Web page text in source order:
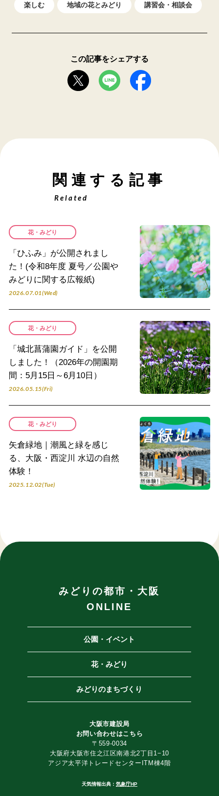
楽しむ 地域の花とみどり 講習会・相談会
この記事をシェアする
関連する記事
Related
花・みどり
「ひふみ」が公開されまし
た！(令和8年度 夏号／公園や
みどりに関する広報紙)
2026.07.01(Wed)
花・みどり
「城北菖蒲園ガイド」を公開
しました！（2026年の開園期
間：5月15日～6月10日）
2026.05.15(Fri)
花・みどり
矢倉緑地｜潮風と緑を感じ
る、大阪・西淀川 水辺の自然
体験！
2025.12.02(Tue)
みどりの都市・大阪
ONLINE
公園・イベント
花・みどり
みどりのまちづくり
大阪市建設局
お問い合わせはこちら
〒559-0034
大阪府大阪市住之江区南港北2丁目1−10
アジア太平洋トレードセンターITM棟4階
天気情報出典： 気象庁HP